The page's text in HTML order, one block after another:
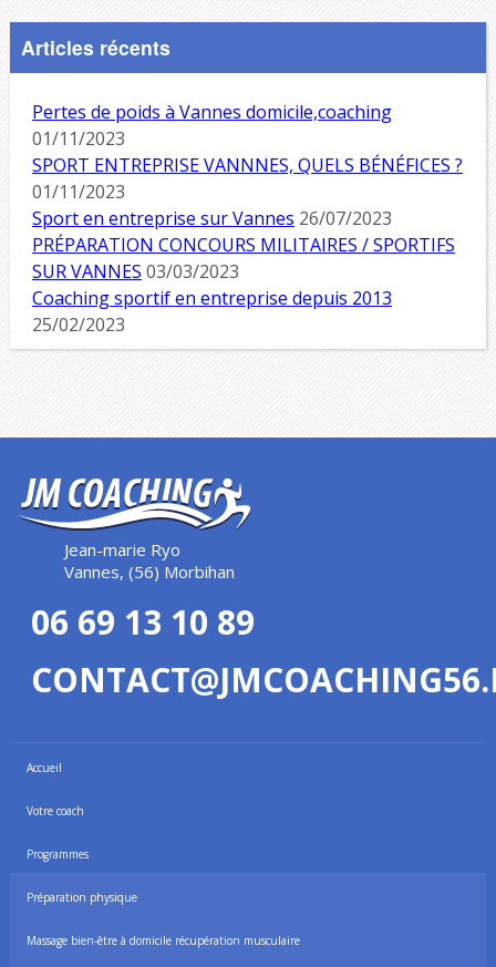
Articles récents
Pertes de poids à Vannes domicile,coaching
01/11/2023
SPORT ENTREPRISE VANNNES, QUELS BÉNÉFICES ?
01/11/2023
Sport en entreprise sur Vannes 26/07/2023
PRÉPARATION CONCOURS MILITAIRES / SPORTIFS
SUR VANNES 03/03/2023
Coaching sportif en entreprise depuis 2013
25/02/2023
Jean-marie Ryo
Vannes, (56) Morbihan
06 69 13 10 89
Accueil
Votre coach
Programmes
Préparation physique
Massage bien-être à domicile récupération musculaire